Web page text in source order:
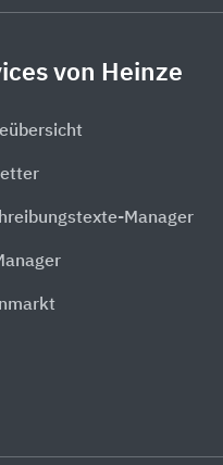
von Heinze
Manager